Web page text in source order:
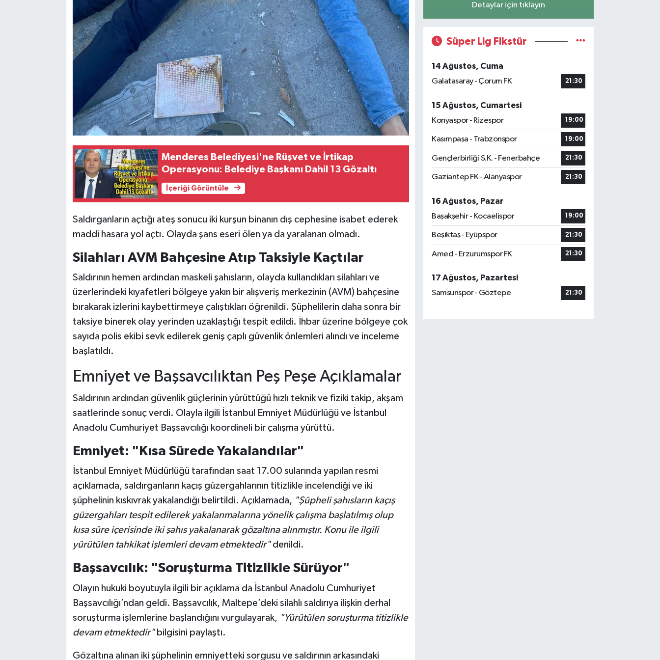
Menderes Belediyesi'ne Rüşvet ve İrtikap
Operasyonu: Belediye Başkanı Dahil 13 Gözaltı
İçeriği Görüntüle
Saldırganların açtığı ateş sonucu iki kurşun binanın dış cephesine isabet ederek
maddi hasara yol açtı. Olayda şans eseri ölen ya da yaralanan olmadı.
Silahları AVM Bahçesine Atıp Taksiyle Kaçtılar
Saldırının hemen ardından maskeli şahısların, olayda kullandıkları silahları ve
üzerlerindeki kıyafetleri bölgeye yakın bir alışveriş merkezinin (AVM) bahçesine
bırakarak izlerini kaybettirmeye çalıştıkları öğrenildi. Şüphelilerin daha sonra bir
taksiye binerek olay yerinden uzaklaştığı tespit edildi. İhbar üzerine bölgeye çok
sayıda polis ekibi sevk edilerek geniş çaplı güvenlik önlemleri alındı ve inceleme
başlatıldı.
Emniyet ve Başsavcılıktan Peş Peşe Açıklamalar
Saldırının ardından güvenlik güçlerinin yürüttüğü hızlı teknik ve fiziki takip, akşam
saatlerinde sonuç verdi. Olayla ilgili İstanbul Emniyet Müdürlüğü ve İstanbul
Anadolu Cumhuriyet Başsavcılığı koordineli bir çalışma yürüttü.
Emniyet: "Kısa Sürede Yakalandılar"
İstanbul Emniyet Müdürlüğü tarafından saat 17.00 sularında yapılan resmi
açıklamada, saldırganların kaçış güzergahlarının titizlikle incelendiği ve iki
şüphelinin kıskıvrak yakalandığı belirtildi. Açıklamada, "Şüpheli şahısların kaçış
güzergahları tespit edilerek yakalanmalarına yönelik çalışma başlatılmış olup
kısa süre içerisinde iki şahıs yakalanarak gözaltına alınmıştır. Konu ile ilgili
yürütülen tahkikat işlemleri devam etmektedir"denildi.
Başsavcılık: "Soruşturma Titizlikle Sürüyor"
Olayın hukuki boyutuyla ilgili bir açıklama da İstanbul Anadolu Cumhuriyet
Başsavcılığı’ndan geldi. Başsavcılık, Maltepe’deki silahlı saldırıya ilişkin derhal
soruşturma işlemlerine başlandığını vurgulayarak, "Yürütülen soruşturma titizlikle
devam etmektedir"bilgisini paylaştı.
Gözaltına alınan iki şüphelinin emniyetteki sorgusu ve saldırının arkasındaki
Detaylar için tıklayın
Süper Lig Fikstür
14 Ağustos, Cuma
Galatasaray - Çorum FK
21:30
15 Ağustos, Cumartesi
Konyaspor - Rizespor
19:00
Kasımpaşa - Trabzonspor 19:00
Gençlerbirliği S.K. - Fenerbahçe 21:30
Gaziantep FK - Alanyaspor 21:30
16 Ağustos, Pazar
Başakşehir - Kocaelispor
19:00
Beşiktaş - Eyüpspor 21:30
Amed - Erzurumspor FK 21:30
17 Ağustos, Pazartesi
Samsunspor - Göztepe
21:30